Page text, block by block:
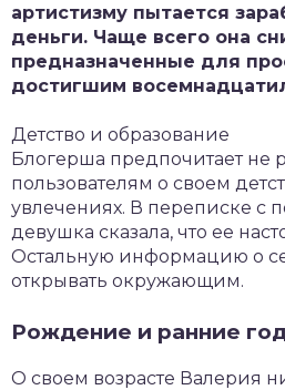
артистизму пытается
деньги. Чаще всего она
предназначенные для
достигшим
Детство и образование
Блогерша предпочитает не
пользователям о своем
увлечениях. В переписке с
девушка сказала, что ее
Остальную информацию о
открывать окружающим.
Рождение и ранние
О своем возрасте Валерия